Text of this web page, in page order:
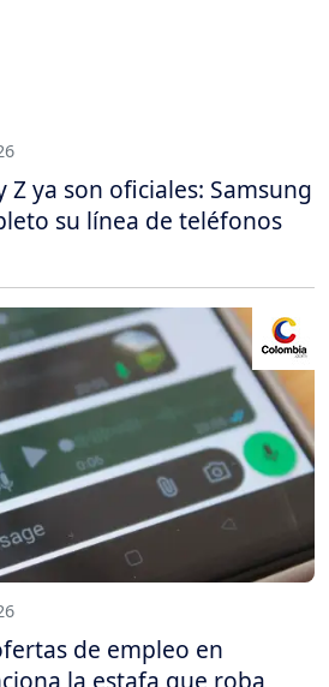
Z ya son oficiales: Samsung
su línea de teléfonos
de empleo en
la estafa que roba